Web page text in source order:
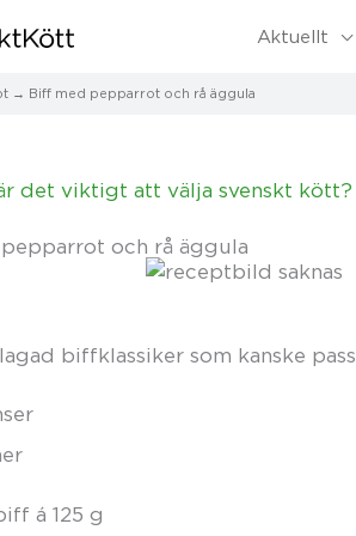
Aktuellt
Biff med pepparrot och rå äggula
och rå äggula
biffklassiker som kanske
á 125 g